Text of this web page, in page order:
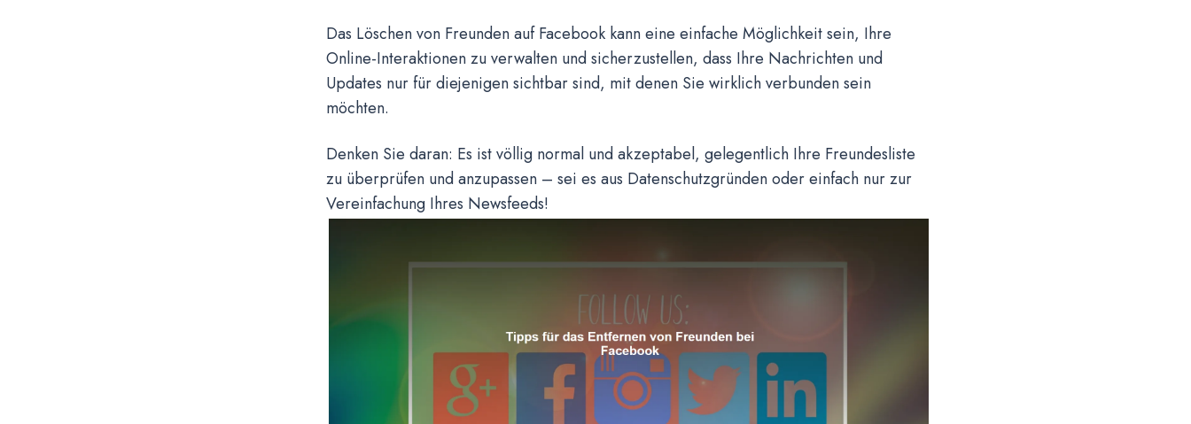
Das Löschen von Freunden auf Facebook kann eine einfache Möglichkeit sein, Ihre
Online-Interaktionen zu verwalten und sicherzustellen, dass Ihre Nachrichten und
Updates nur für diejenigen sichtbar sind, mit denen Sie wirklich verbunden sein
möchten.
Denken Sie daran: Es ist völlig normal und akzeptabel, gelegentlich Ihre Freundesliste
zu überprüfen und anzupassen – sei es aus Datenschutzgründen oder einfach nur zur
Vereinfachung Ihres Newsfeeds!